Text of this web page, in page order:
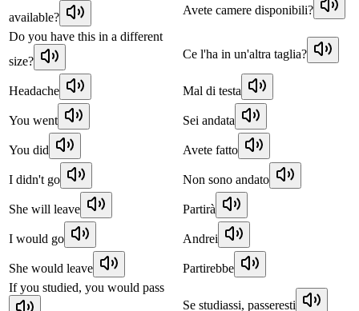
available?
Avete camere disponibili?
Do you have this in a different
size?
Ce l'ha in un'altra taglia?
Headache Mal di testa
You went Sei andata
You did Avete fatto
I didn't go Non sono andato
She will leave Partirà
I would go Andrei
She would leave
Partirebbe
If you studied, you would pass
Se studiassi, passeresti